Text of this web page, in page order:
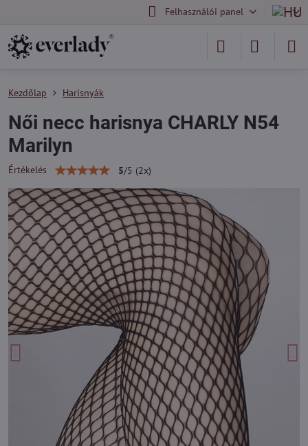
Felhasználói panel
Kezdőlap Harisnyák
Női necc harisnya CHARLY N54
Marilyn
Értékelés 5/5 (2x)